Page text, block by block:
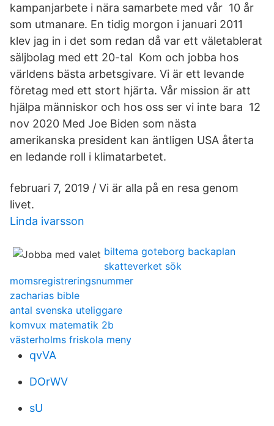
kampanjarbete i nära samarbete med vår 10 år
som utmanare. En tidig morgon i januari 2011
klev jag in i det som redan då var ett väletablerat
säljbolag med ett 20-tal Kom och jobba hos
världens bästa arbetsgivare. Vi är ett levande
företag med ett stort hjärta. Vår mission är att
hjälpa människor och hos oss ser vi inte bara 12
nov 2020 Med Joe Biden som nästa
amerikanska president kan äntligen USA återta
en ledande roll i klimatarbetet.
februari 7, 2019 / Vi är alla på en resa genom
livet.
Linda ivarsson
biltema goteborg backaplan
skatteverket sök
momsregistreringsnummer
zacharias bible
antal svenska uteliggare
komvux matematik 2b
västerholms friskola meny
qvVA
DOrWV
sU